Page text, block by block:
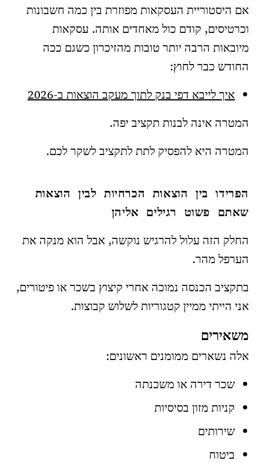
אם היסטוריית העסקאות מפוזרת בין כמה חשבונות
וכרטיסים, קודם כול מאחדים אותה. עסקאות
מיובאות הרבה יותר טובות מהזיכרון כשגם ככה
החודש כבר לחוץ:
איך לייבא דפי בנק לתוך מעקב הוצאות ב-2026
המטרה אינה לבנות תקציב יפה.
המטרה היא להפסיק לתת לתקציב לשקר לכם.
הפרידו בין הוצאות הכרחיות לבין הוצאות
שאתם פשוט רגילים אליהן
החלק הזה עלול להרגיש נוקשה, אבל הוא מנקה את
הערפל מהר.
בתקציב הכנסה נמוכה אחרי קיצוץ בשכר או פיטורים,
אני הייתי ממיין קטגוריות לשלוש קבוצות.
משאירים
אלה נשארים ממומנים ראשונים:
שכר דירה או משכנתה
קניות מזון בסיסיות
שירותים
ביטוח